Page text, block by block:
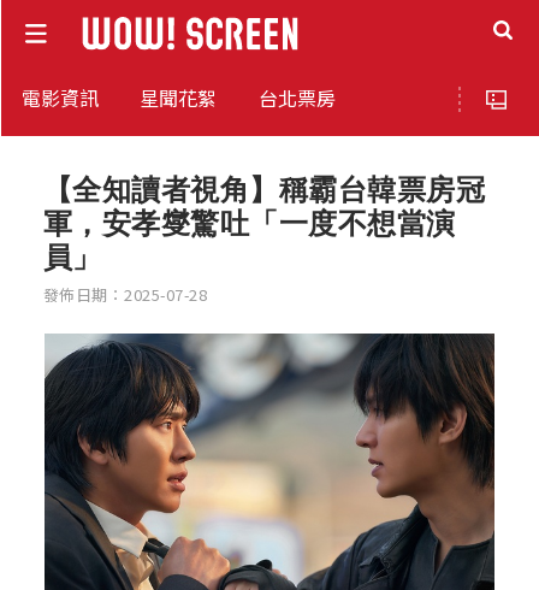
電影資訊 星聞花絮 台北票房
【全知讀者視角】稱霸台韓票房冠
軍，安孝燮驚吐「一度不想當演
員」
發佈日期：2025-07-28